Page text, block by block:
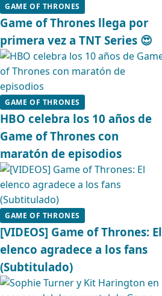
GAME OF THRONES
Game of Thrones llega por
primera vez a TNT Series 😍
GAME OF THRONES
HBO celebra los 10 años de
Game of Thrones con
maratón de episodios
GAME OF THRONES
[VIDEOS] Game of Thrones: El
elenco agradece a los fans
(Subtitulado)